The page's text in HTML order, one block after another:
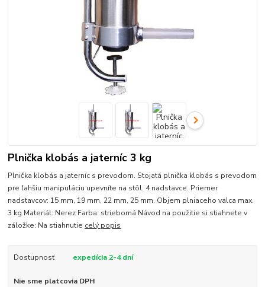
Plnička klobás a jaterníc 3 kg
Plnička klobás a jaterníc s prevodom. Stojatá plnička klobás s prevodom
pre ľahšiu manipuláciu upevníte na stôl. 4 nadstavce. Priemer
nadstavcov: 15 mm, 19 mm, 22 mm, 25 mm. Objem plniaceho valca max.
3 kg Materiál: Nerez Farba: strieborná Návod na použitie si stiahnete v
záložke: Na stiahnutie celý popis
Dostupnosť expedícia 2-4 dní
Nie sme platcovia DPH